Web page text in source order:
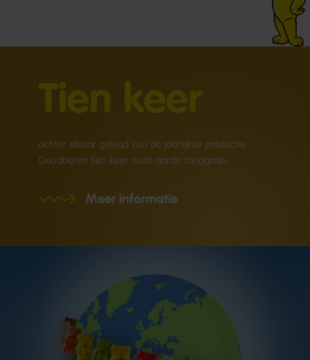
achter elkaar gelegd zou de jaarlijkse productie
Goudberen tien keer onze aarde rondgaan.
Meer informatie